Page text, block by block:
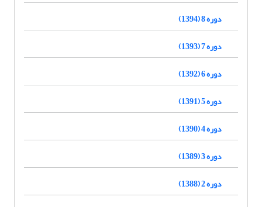
دوره 8 (1394)
دوره 7 (1393)
دوره 6 (1392)
دوره 5 (1391)
دوره 4 (1390)
دوره 3 (1389)
دوره 2 (1388)